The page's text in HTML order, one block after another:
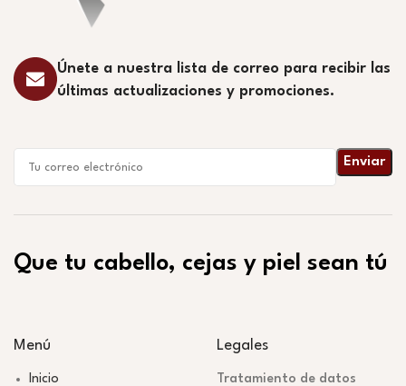
Únete a nuestra lista de correo para recibir las
últimas actualizaciones y promociones.
Que tu cabello, cejas y piel sean tú
Menú
Inicio
Legales
Tratamiento de datos